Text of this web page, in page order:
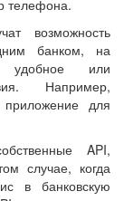
телефона.
возможность
банком, на
удобное или
Например,
приложение для
API,
случае, когда
в банковскую